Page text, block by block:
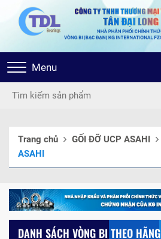
Toggle
navigation
Menu
Trang chủ GỐI ĐỠ UCP ASAHI
ASAHI
DANH SÁCH VÒNG BI THEO HÃNG